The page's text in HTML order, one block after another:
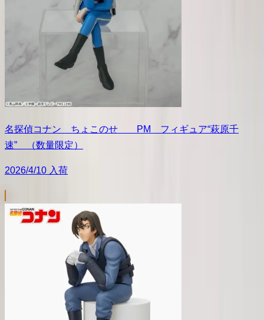
名探偵コナン ちょこのせ PM フィギュア“萩原千
速” （数量限定）
2026/4/10 入荷